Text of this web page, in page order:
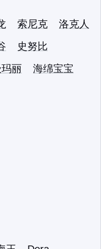
索尼克
洛克人
史努比
丽
海绵宝宝